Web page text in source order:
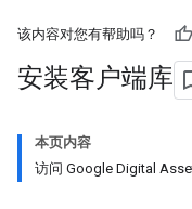
该内容对您有帮助吗？
安装客户端库
本页内容
访问 Google Digital